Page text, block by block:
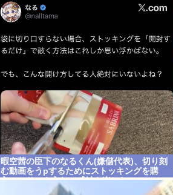
暇空茜の臣下のなるくん(嫌儲代表)、切り刻
む動画をうpするためにストッキングを購
入、ハサミを入れて感触を楽しむ